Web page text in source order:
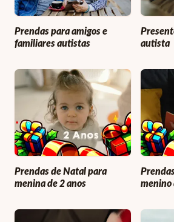
Prendas para amigos e
familiares autistas
autista
Prendas de Natal para
menina de 2 anos
menino